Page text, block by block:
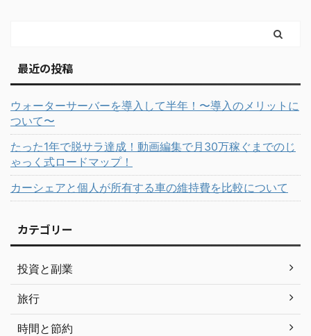
最近の投稿
ウォーターサーバーを導入して半年！〜導入のメリットに
ついて〜
たった1年で脱サラ達成！動画編集で月30万稼ぐまでのじ
ゃっく式ロードマップ！
カーシェアと個人が所有する車の維持費を比較について
カテゴリー
投資と副業
旅行
時間と節約